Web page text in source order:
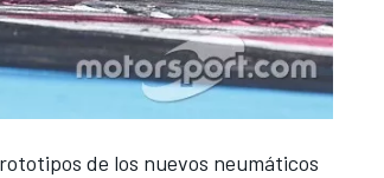
de los nuevos neumáticos